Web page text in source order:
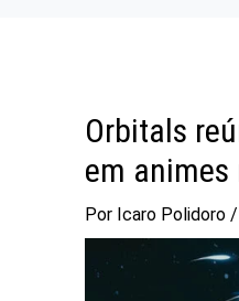
Orbitals
em animes
Por Icaro Polidoro /